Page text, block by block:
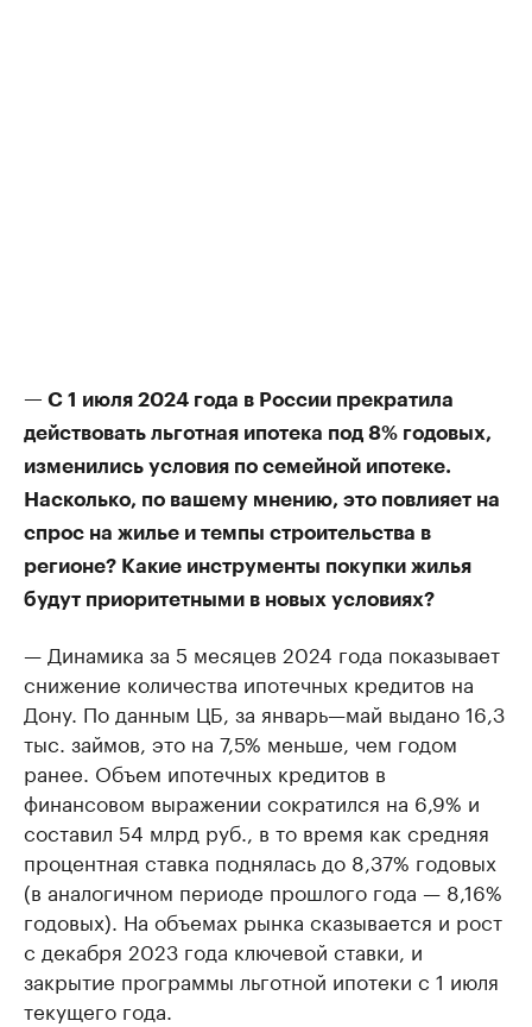
— С 1 июля 2024 года в России прекратила
действовать льготная ипотека под 8% годовых,
изменились условия по семейной ипотеке.
Насколько, по вашему мнению, это повлияет на
спрос на жилье и темпы строительства в
регионе? Какие инструменты покупки жилья
будут приоритетными в новых условиях?
— Динамика за 5 месяцев 2024 года показывает
снижение количества ипотечных кредитов на
Дону. По данным ЦБ, за январь—май выдано 16,3
тыс. займов, это на 7,5% меньше, чем годом
ранее. Объем ипотечных кредитов в
финансовом выражении сократился на 6,9% и
составил 54 млрд руб., в то время как средняя
процентная ставка поднялась до 8,37% годовых
(в аналогичном периоде прошлого года — 8,16%
годовых). На объемах рынка сказывается и рост
с декабря 2023 года ключевой ставки, и
закрытие программы льготной ипотеки с 1 июля
текущего года.